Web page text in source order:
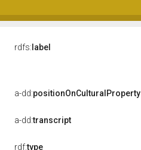
rdfs: label
a-dd:positionOnCulturalProperty
a-dd:transcript
rdf:type